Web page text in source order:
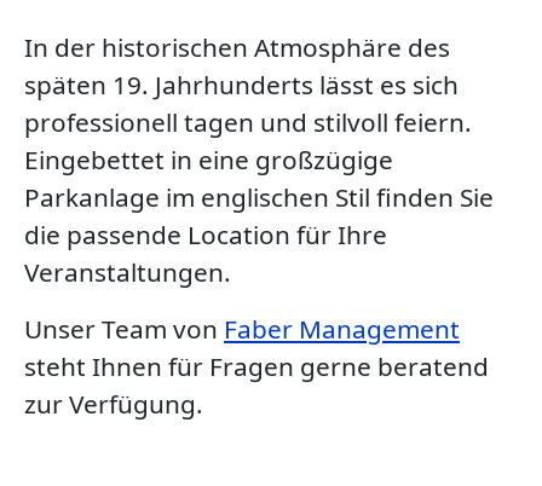
In der historischen Atmosphäre des
späten 19. Jahrhunderts lässt es sich
professionell tagen und stilvoll feiern.
Eingebettet in eine großzügige
Parkanlage im englischen Stil finden Sie
die passende Location für Ihre
Veranstaltungen.
Unser Team von Faber Management
steht Ihnen für Fragen gerne beratend
zur Verfügung.